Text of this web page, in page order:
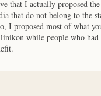
that I actually proposed
that do not belong to the
I proposed most of what
while people who had